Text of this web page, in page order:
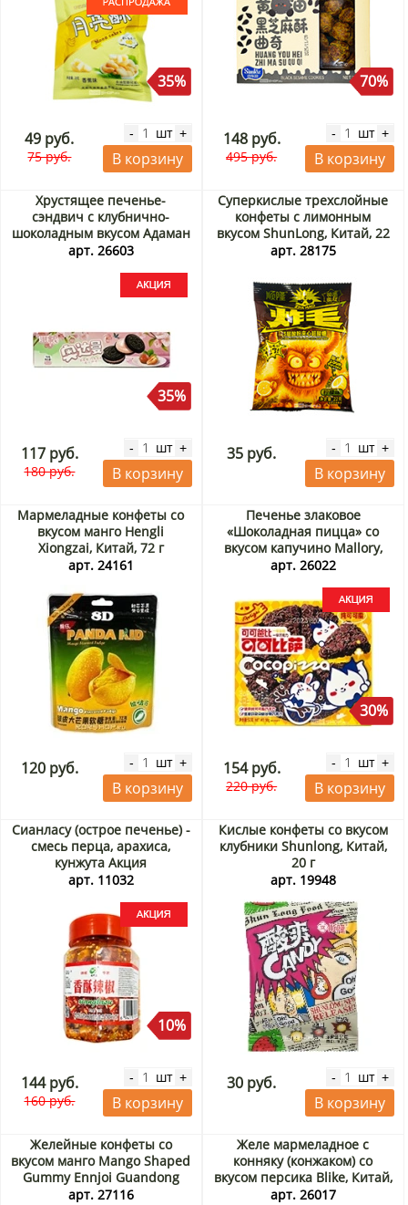
35%
49 руб.
75 руб.
- шт +
В корзину
70%
148 руб.
495 руб.
- шт +
В корзину
Хрустящее печенье-
сэндвич с клубнично-
шоколадным вкусом Адаман
Ганг-фу/Gang-fu, Китай, 95 г
арт. 26603
35%
117 руб.
180 руб.
- шт +
В корзину
Суперкислые трехслойные
конфеты с лимонным
вкусом ShunLong, Китай, 22
г
арт. 28175
35 руб. - шт +
В корзину
Мармеладные конфеты со
вкусом манго Hengli
Xiongzai, Китай, 72 г
арт. 24161
120 руб. - шт +
В корзину
Печенье злаковое
«Шоколадная пицца» со
вкусом капучино Mallory,
Китай, 50 г Акция
арт. 26022
30%
154 руб.
220 руб.
- шт +
В корзину
Сианласу (острое печенье) -
смесь перца, арахиса,
кунжута Акция
арт. 11032
10%
144 руб.
160 руб.
- шт +
В корзину
Кислые конфеты со вкусом
клубники Shunlong, Китай,
20 г
арт. 19948
30 руб. - шт +
В корзину
Желейные конфеты со
вкусом манго Mango Shaped
Gummy Ennjoi Guandong
Lefen, Китай, 60 г
арт. 27116
Желе мармеладное с
конняку (конжаком) со
вкусом персика Blike, Китай,
160 г
арт. 26017